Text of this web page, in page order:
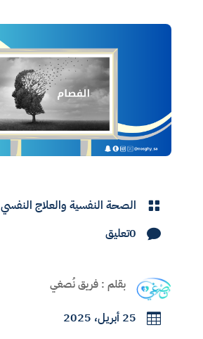
 الصحة النفسية والعلاج النفسي
 0تعليق
بقلم : فريق نُصغي
 25 أبريل، 2025